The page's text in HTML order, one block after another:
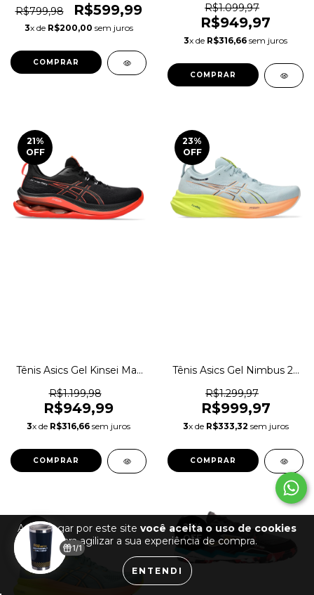
Ao navegar por este site você aceita o uso de cookies
para agilizar a sua experiência de compra.
ENTENDI
1magnus
R$799,98 R$599,99
3x de R$200,00 sem juros
COMPRAR
R$1.099,97
R$949,97
3x de R$316,66 sem juros
COMPRAR
21%
OFF
Tênis Asics Gel Kinsei Max
Caminhada Original
1magnus
R$1.199,98
R$949,99
3x de R$316,66 sem juros
COMPRAR
23%
OFF
Tênis Asics Gel Nimbus 26
1magnus
R$1.299,97
R$999,97
3x de R$333,32 sem juros
COMPRAR
29%
OFF
25%
OFF
1/1